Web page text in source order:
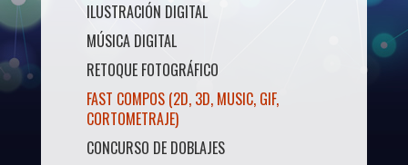
ILUSTRACIÓN DIGITAL
MÚSICA DIGITAL
RETOQUE FOTOGRÁFICO
FAST COMPOS (2D, 3D, MUSIC, GIF,
CORTOMETRAJE)
CONCURSO DE DOBLAJES